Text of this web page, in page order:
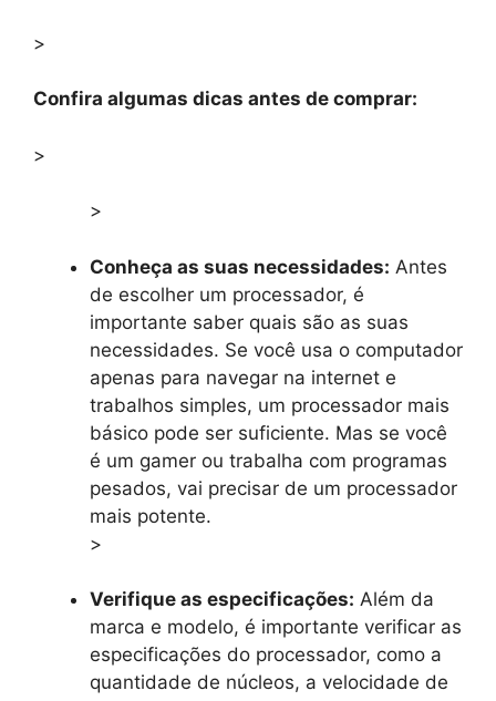
>
Confira algumas dicas antes de comprar:
>
>
Conheça as suas necessidades: Antes
de escolher um processador, é
importante saber quais são as suas
necessidades. Se você usa o computador
apenas para navegar na internet e
trabalhos simples, um processador mais
básico pode ser suficiente. Mas se você
é um gamer ou trabalha com programas
pesados, vai precisar de um processador
mais potente.
>
Verifique as especificações: Além da
marca e modelo, é importante verificar as
especificações do processador, como a
quantidade de núcleos, a velocidade de